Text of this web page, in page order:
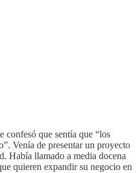
confesó que sentía que “los
Venía de presentar un proyecto
Había llamado a media docena
quieren expandir su negocio en